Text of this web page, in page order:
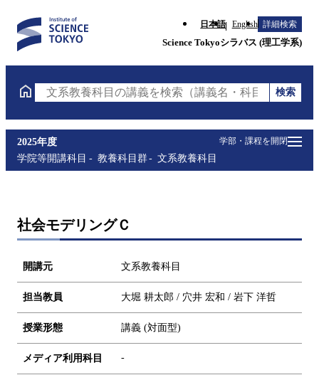
日本語 English 詳細検索
Science Tokyoシラバス (理工学系)
文系教養科目の講義を検索（講義名・科目コード・担
検索
学部・課程を開閉
2025年度
学院等開講科目
教養科目群 文系教養科目
社会モデリングＣ
開講元 文系教養科目
担当教員 大堀 耕太郎 / 穴井 宏和 / 岩下 洋哲
授業形態 講義 (対面型)
メディア利用科目 -